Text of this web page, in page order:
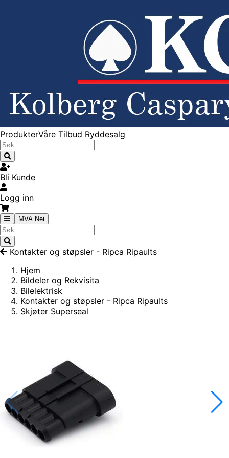
ProdukterVåre Tilbud Ryddesalg
Bli Kunde
Logg inn
MVA Nei
Kontakter og støpsler - Ripca Ripaults
Hjem
Bildeler og Rekvisita
Bilelektrisk
Kontakter og støpsler - Ripca Ripaults
Skjøter Superseal